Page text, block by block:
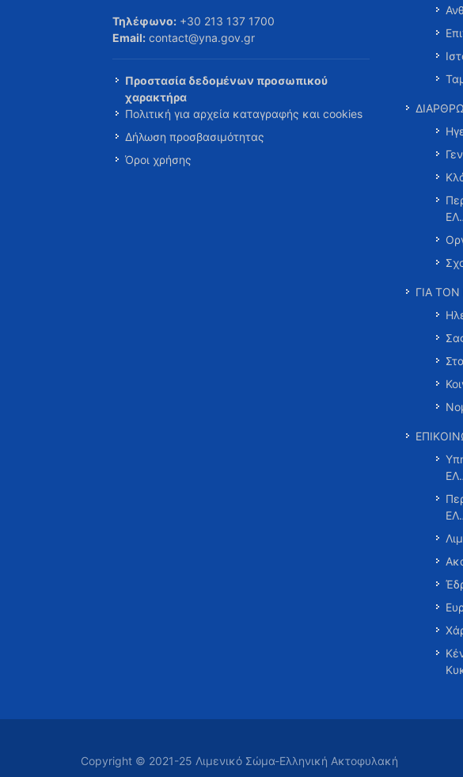
Τηλέφωνο: +30 213 137 1700
Email: contact@yna.gov.gr
Προστασία δεδομένων προσωπικού
χαρακτήρα
Πολιτική για αρχεία καταγραφής και cookies
Δήλωση προσβασιμότητας
Όροι χρήσης
ΓΙΑ
Copyright © 2021-25 Λιμενικό Σώμα-Ελληνική Ακτοφυλακή